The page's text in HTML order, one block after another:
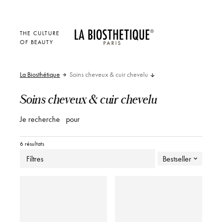
THE CULTURE
OF BEAUTY
La Biosthétique Soins cheveux & cuir chevelu
Soins cheveux & cuir chevelu
Je recherche pour
6 résultats
Filtres Bestseller